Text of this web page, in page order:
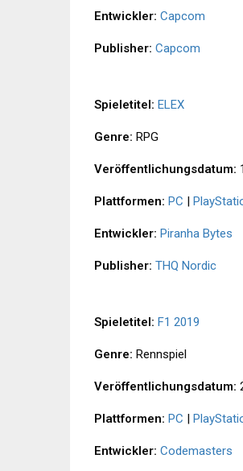
Entwickler: Capcom
Publisher: Capcom
Spieletitel: ELEX
Genre: RPG
Veröffentlichungsdatum:
Plattformen: PC |
Entwickler: Piranha Bytes
Publisher: THQ Nordic
Spieletitel: F1 2019
Genre: Rennspiel
Veröffentlichungsdatum:
Plattformen: PC |
Entwickler: Codemasters